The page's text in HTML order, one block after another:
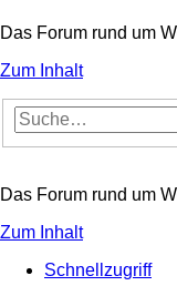
Das Forum rund um
Zum Inhalt
Das Forum rund um
Zum Inhalt
Schnellzugriff